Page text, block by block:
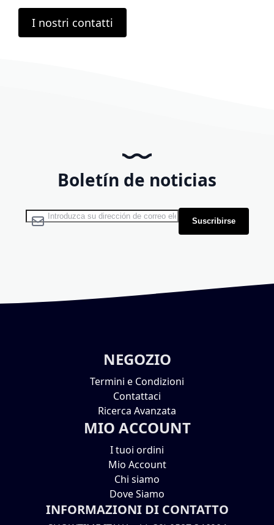
I nostri contatti
Boletín de noticias
Inscríbase a nuestro boletín de noticias:Suscribirse
NEGOZIO
Termini e Condizioni
Contattaci
Ricerca Avanzata
MIO ACCOUNT
I tuoi ordini
Mio Account
Chi siamo
Dove Siamo
INFORMAZIONI DI CONTATTO